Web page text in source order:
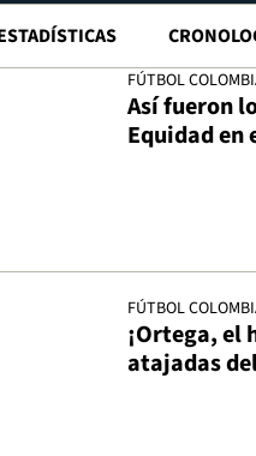
FÚTBOL
Así fueron
Equidad en
FÚTBOL
¡Ortega, el
atajadas